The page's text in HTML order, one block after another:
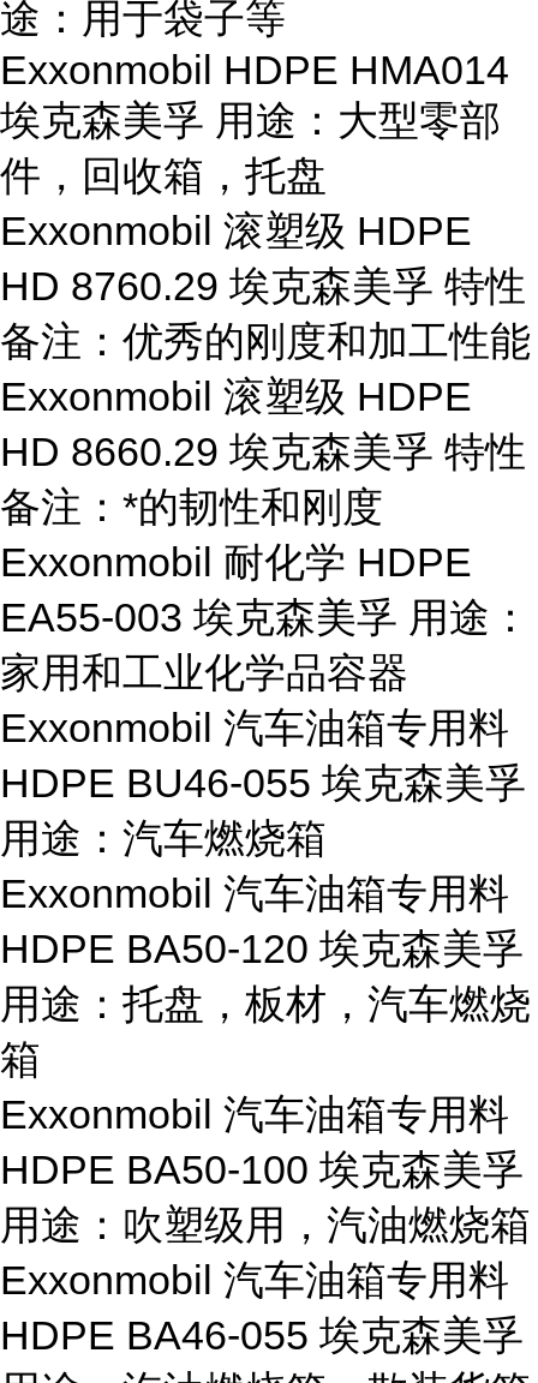
途：用于袋子等
Exxonmobil HDPE HMA014
埃克森美孚 用途：大型零部
件，回收箱，托盘
Exxonmobil 滚塑级 HDPE
HD 8760.29 埃克森美孚 特性
备注：优秀的刚度和加工性能
Exxonmobil 滚塑级 HDPE
HD 8660.29 埃克森美孚 特性
备注：*的韧性和刚度
Exxonmobil 耐化学 HDPE
EA55-003 埃克森美孚 用途：
家用和工业化学品容器
Exxonmobil 汽车油箱专用料
HDPE BU46-055 埃克森美孚
用途：汽车燃烧箱
Exxonmobil 汽车油箱专用料
HDPE BA50-120 埃克森美孚
用途：托盘，板材，汽车燃烧
箱
Exxonmobil 汽车油箱专用料
HDPE BA50-100 埃克森美孚
用途：吹塑级用，汽油燃烧箱
Exxonmobil 汽车油箱专用料
HDPE BA46-055 埃克森美孚